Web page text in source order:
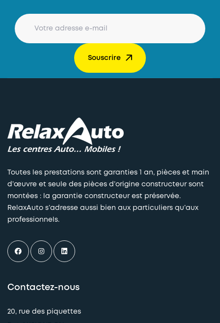
Souscrire
Toutes les prestations sont garanties 1 an, pièces et main
d’œuvre et seule des pièces d’origine constructeur sont
montées : la garantie constructeur est préservée.
RelaxAuto s’adresse aussi bien aux particuliers qu’aux
professionnels.
Contactez-nous
20, rue des piquettes